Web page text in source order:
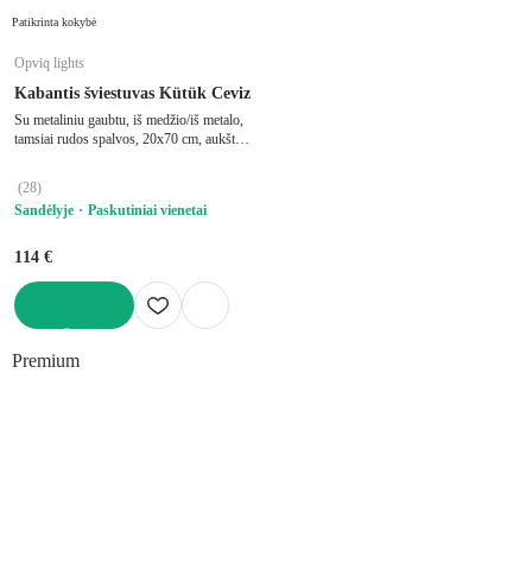
Patikrinta kokybė
Opviq lights
Kabantis šviestuvas Kütük Ceviz
Su metaliniu gaubtu, iš medžio/iš metalo,
tamsiai rudos spalvos, 20x70 cm, aukštis
(28)
Sandėlyje
Paskutiniai vienetai
114 €
Premium